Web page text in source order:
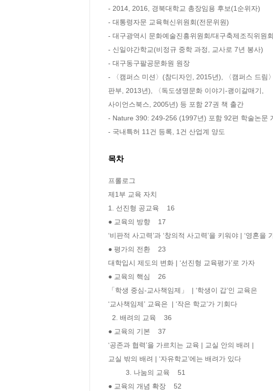
- 2014, 2016, 경북대학교 총장임용 후보(1순위자)
- 대통령자문 교육혁신위원회(전문위원)
- 대구광역시 문화예술진흥위원회/대구축제조직위원
- 신일야간학교(비정규 중학 과정, 교사로 7년 봉사)
- 대구동구팔공문화원 원장
- 〈캠퍼스 미션〉(참디자인, 2015년), 〈캠퍼스 드림
판부, 2013년), 〈독도생명문화 이야기-괭이갈매기,
사이언스북스, 2005년) 등 포함 27권 책 출간
- Nature 390: 249-256 (1997년) 포함 92편 학술논문
- 국내특허 11건 등록, 1건 산업계 양도
목차
프롤로그
제1부 교육 자치
1. 선진형 공교육    16
● 교육의 방향    17
‘비판적 사고력’과 ‘창의적 사고력’을 키워야 | ‘영혼을
● 평가의 전환    23
대학입시 제도의 변화 | ‘선진형 교육평가’로 가자
● 교육의 핵심    26
「학생 중심-교사책임제」  | ‘학생이 갑’인 교육은
‘교사책임제’ 교육은  | ‘작은 학교’가 기회다
● 교육의 기본    37
‘공존과 협력’을 가르치는 교육 | 교실 안의 배려 |
교실 밖의 배려 | ‘자유학교’에는 배려가 있다
● 교육의 개념 확장    52